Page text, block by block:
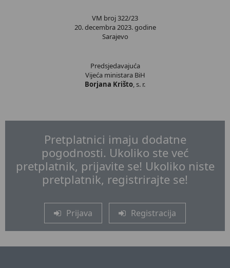
VM broj 322/23
20. decembra 2023. godine
Sarajevo
Predsjedavajuća
Vijeća ministara BiH
Borjana Krišto, s. r.
Pretplatnici imaju dodatne
pogodnosti. Ukoliko ste već
pretplatnik, prijavite se! Ukoliko niste
pretplatnik, registrirajte se!
Prijava Registracija